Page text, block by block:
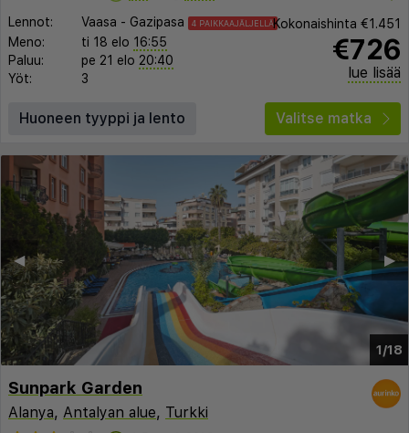
Lennot: Vaasa - Gazipasa 4 PAIKKAAJÄLJELLÄ
Meno: ti 18 elo 16:55
Paluu:
pe 21 elo 20:40
Yöt:
3
Kokonaishinta €1.451
€726
lue lisää
Huoneen tyyppi ja lento Valitse matka
1/18
▶︎
◀︎
Sunpark Garden
Alanya, Antalyan alue, Turkki